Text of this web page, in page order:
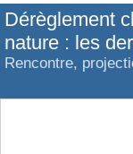
Dérèglement
nature : les
Rencontre,